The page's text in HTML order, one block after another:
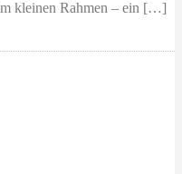
kleinen Rahmen – ein […]